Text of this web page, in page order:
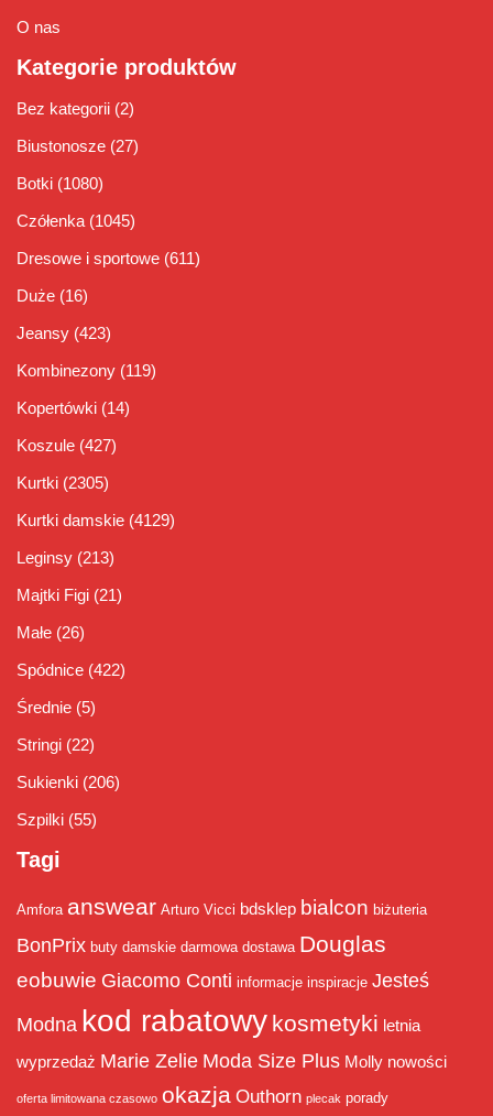
O nas
Kategorie produktów
Bez kategorii (2)
Biustonosze (27)
Botki (1080)
Czółenka (1045)
Dresowe i sportowe (611)
Duże (16)
Jeansy (423)
Kombinezony (119)
Kopertówki (14)
Koszule (427)
Kurtki (2305)
Kurtki damskie (4129)
Leginsy (213)
Majtki Figi (21)
Małe (26)
Spódnice (422)
Średnie (5)
Stringi (22)
Sukienki (206)
Szpilki (55)
Tagi
Amfora answear Arturo Vicci bdsklep bialcon biżuteria
BonPrix buty damskie darmowa dostawa Douglas
eobuwie Giacomo Conti informacje inspiracje Jesteś
Modna kod rabatowy kosmetyki letnia
wyprzedaż Marie Zelie Moda Size Plus Molly nowości
oferta limitowana czasowo okazja Outhorn plecak porady